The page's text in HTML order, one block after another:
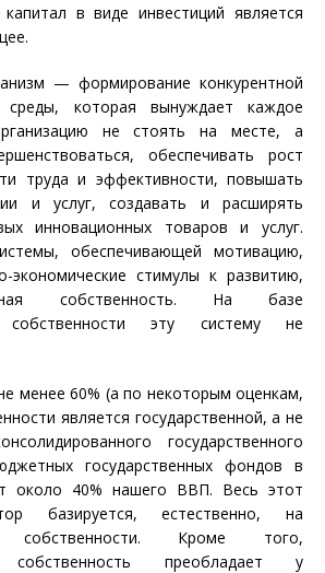
в виде инвестиций является
— формирование конкурентной
среды, которая вынуждает каждое
не стоять на месте, а
обеспечивать рост
труда и эффективности, повышать
и услуг, создавать и расширять
инновационных товаров и услуг.
обеспечивающей мотивацию,
экономические стимулы к развитию,
собственность. На базе
собственности эту систему не
менее 60% (а по некоторым оценкам,
является государственной, а не
государственного
государственных фондов в
около 40% нашего ВВП. Весь этот
базируется, естественно, на
собственности. Кроме того,
собственность преобладает у